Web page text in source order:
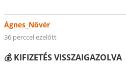
Ágnes_Nővér
36 perccel ezelőtt
💰 KIFIZETÉS VISSZAIGAZOLVA